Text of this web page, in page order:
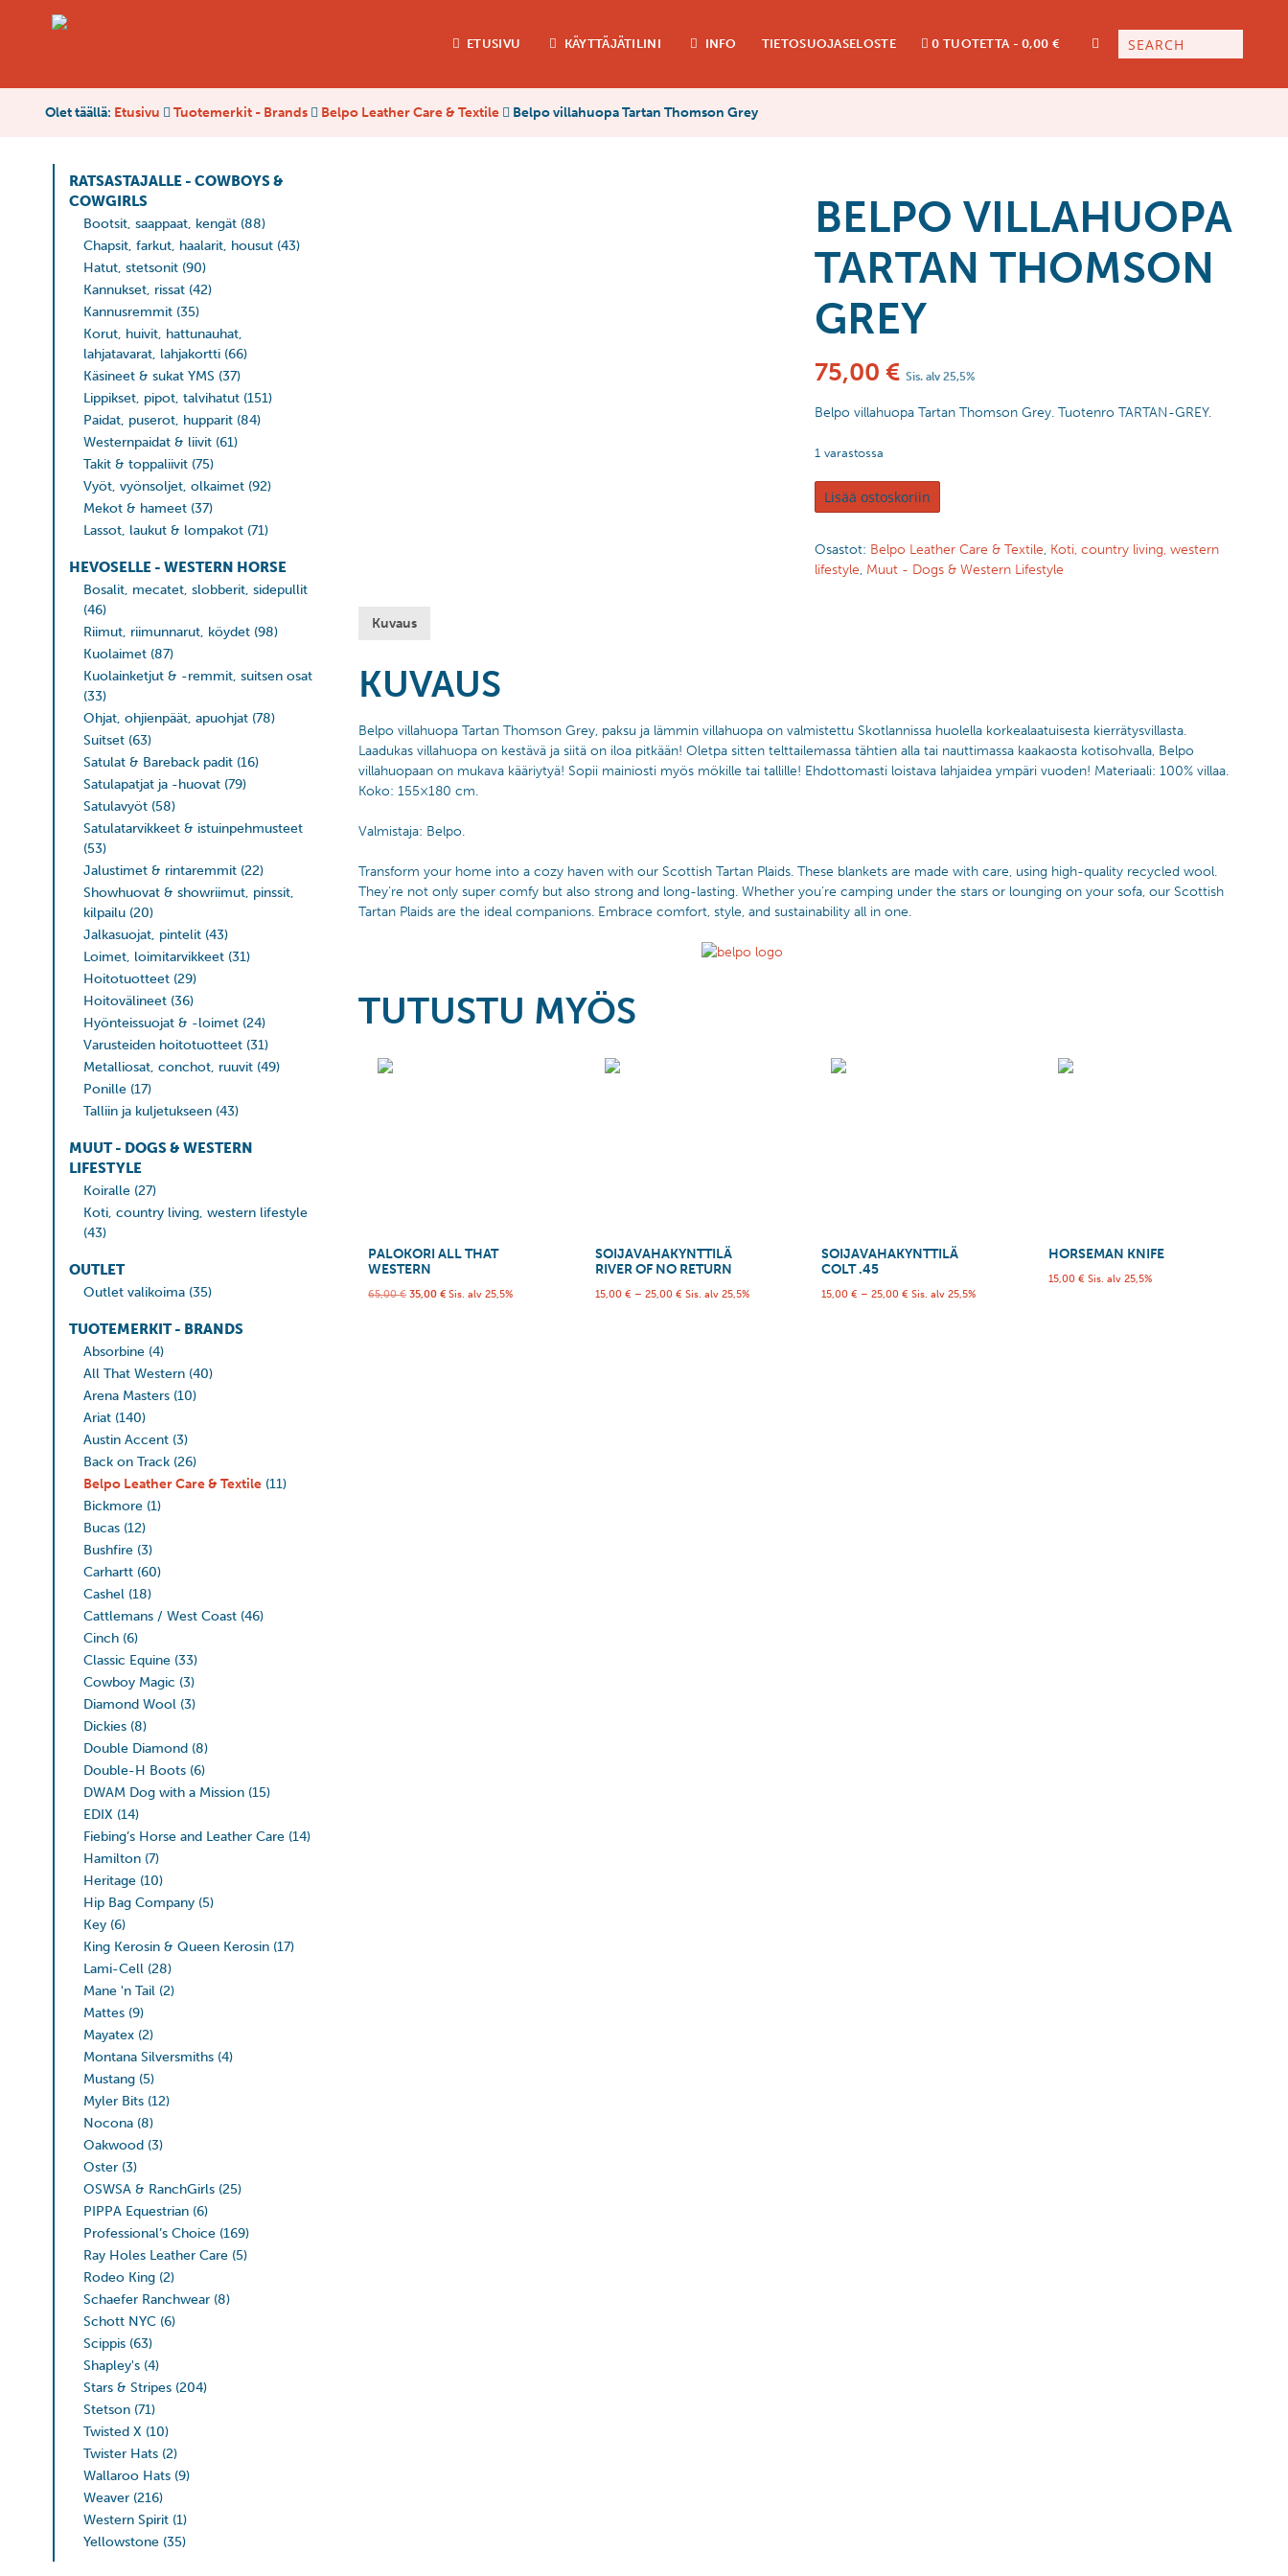
ETUSIVU KÄYTTÄJÄTILINI INFO TIETOSUOJASELOSTE 0 TUOTETTA 0,00 €
Olet täällä: Etusivu Tuotemerkit - Brands Belpo Leather Care & Textile Belpo villahuopa Tartan Thomson Grey
RATSASTAJALLE - COWBOYS &
COWGIRLS
Bootsit, saappaat, kengät (88)
Chapsit, farkut, haalarit, housut (43)
Hatut, stetsonit (90)
Kannukset, rissat (42)
Kannusremmit (35)
Korut, huivit, hattunauhat,
lahjatavarat, lahjakortti (66)
Käsineet & sukat YMS (37)
Lippikset, pipot, talvihatut (151)
Paidat, puserot, hupparit (84)
Westernpaidat & liivit (61)
Takit & toppaliivit (75)
Vyöt, vyönsoljet, olkaimet (92)
Mekot & hameet (37)
Lassot, laukut & lompakot (71)
HEVOSELLE - WESTERN HORSE
Bosalit, mecatet, slobberit, sidepullit
(46)
Riimut, riimunnarut, köydet (98)
Kuolaimet (87)
Kuolainketjut & -remmit, suitsen osat
(33)
Ohjat, ohjienpäät, apuohjat (78)
Suitset (63)
Satulat & Bareback padit (16)
Satulapatjat ja -huovat (79)
Satulavyöt (58)
Satulatarvikkeet & istuinpehmusteet
(53)
Jalustimet & rintaremmit (22)
Showhuovat & showriimut, pinssit,
kilpailu (20)
Jalkasuojat, pintelit (43)
Loimet, loimitarvikkeet (31)
Hoitotuotteet (29)
Hoitovälineet (36)
Hyönteissuojat & -loimet (24)
Varusteiden hoitotuotteet (31)
Metalliosat, conchot, ruuvit (49)
Ponille (17)
Talliin ja kuljetukseen (43)
MUUT - DOGS & WESTERN
LIFESTYLE
Koiralle (27)
Koti, country living, western lifestyle
(43)
OUTLET
Outlet valikoima (35)
TUOTEMERKIT - BRANDS
Absorbine (4)
All That Western (40)
Arena Masters (10)
Ariat (140)
Austin Accent (3)
Back on Track (26)
Belpo Leather Care & Textile (11)
Bickmore (1)
Bucas (12)
Bushfire (3)
Carhartt (60)
Cashel (18)
Cattlemans / West Coast (46)
Cinch (6)
Classic Equine (33)
Cowboy Magic (3)
Diamond Wool (3)
Dickies (8)
Double Diamond (8)
Double-H Boots (6)
DWAM Dog with a Mission (15)
EDIX (14)
Fiebing’s Horse and Leather Care (14)
Hamilton (7)
Heritage (10)
Hip Bag Company (5)
Key (6)
King Kerosin & Queen Kerosin (17)
Lami-Cell (28)
Mane 'n Tail (2)
Mattes (9)
Mayatex (2)
Montana Silversmiths (4)
Mustang (5)
Myler Bits (12)
Nocona (8)
Oakwood (3)
Oster (3)
OSWSA & RanchGirls (25)
PIPPA Equestrian (6)
Professional’s Choice (169)
Ray Holes Leather Care (5)
Rodeo King (2)
Schaefer Ranchwear (8)
Schott NYC (6)
Scippis (63)
Shapley's (4)
Stars & Stripes (204)
Stetson (71)
Twisted X (10)
Twister Hats (2)
Wallaroo Hats (9)
Weaver (216)
Western Spirit (1)
Yellowstone (35)
BELPO VILLAHUOPA
TARTAN THOMSON
GREY
75,00 € Sis. alv 25,5%
Belpo villahuopa Tartan Thomson Grey. Tuotenro TARTAN-GREY.
1 varastossa
Lisää ostoskoriin
Osastot: Belpo Leather Care & Textile, Koti, country living, western
lifestyle, Muut - Dogs & Western Lifestyle
Kuvaus
KUVAUS
Belpo villahuopa Tartan Thomson Grey, paksu ja lämmin villahuopa on valmistettu Skotlannissa huolella korkealaatuisesta kierrätysvillasta.
Laadukas villahuopa on kestävä ja siitä on iloa pitkään! Oletpa sitten telttailemassa tähtien alla tai nauttimassa kaakaosta kotisohvalla, Belpo
villahuopaan on mukava kääriytyä! Sopii mainiosti myös mökille tai tallille! Ehdottomasti loistava lahjaidea ympäri vuoden! Materiaali: 100% villaa.
Koko: 155×180 cm.
Valmistaja: Belpo.
Transform your home into a cozy haven with our Scottish Tartan Plaids. These blankets are made with care, using high-quality recycled wool.
They’re not only super comfy but also strong and long-lasting. Whether you’re camping under the stars or lounging on your sofa, our Scottish
Tartan Plaids are the ideal companions. Embrace comfort, style, and sustainability all in one.
TUTUSTU MYÖS
PALOKORI ALL THAT
WESTERN
65,00€ 35,00€ Sis. alv 25,5%
SOIJAVAHAKYNTTILÄ
RIVER OF NO RETURN
15,00 € – 25,00 € Sis. alv 25,5%
SOIJAVAHAKYNTTILÄ
COLT .45
15,00€ – 25,00€ Sis. alv 25,5%
HORSEMAN KNIFE
15,00 € Sis. alv 25,5%